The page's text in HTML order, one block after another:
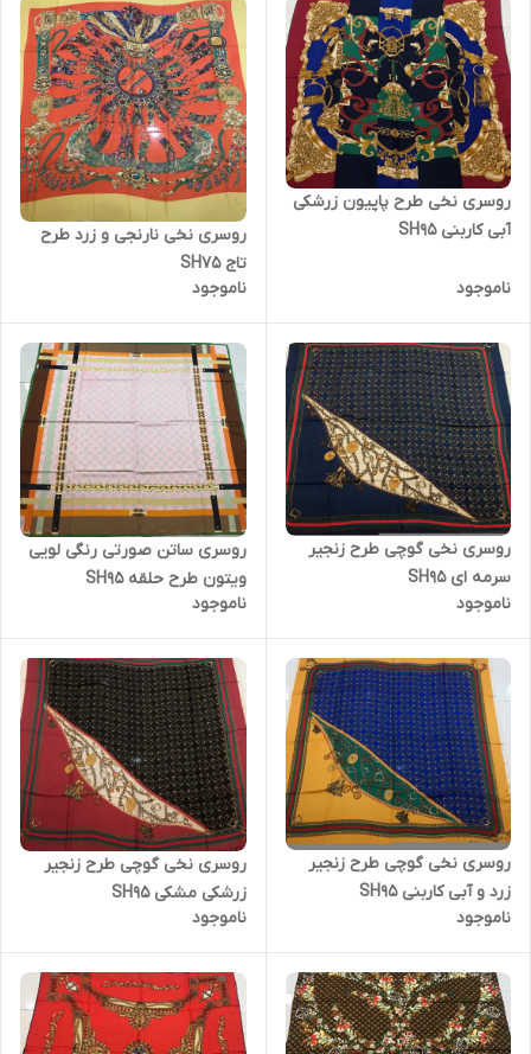
روسری نخی طرح پاپیون زرشکی
آبی کاربنی SH95
ناموجود
روسری نخی نارنجی و زرد طرح
تاج SH75
ناموجود
روسری نخی گوچی طرح زنجیر
سرمه ای SH95
ناموجود
روسری ساتن صورتی رنگی لویی
ویتون طرح حلقه SH95
ناموجود
روسری نخی گوچی طرح زنجیر
زرد و آبی کاربنی SH95
ناموجود
روسری نخی گوچی طرح زنجیر
زرشکی مشکی SH95
ناموجود